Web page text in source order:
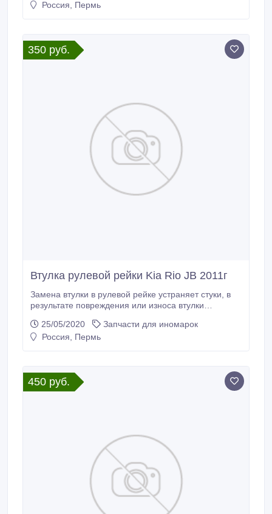
позволяет применять фторопласт в различных
Россия, Пермь
350 руб.
Втулка рулевой рейки Kia Rio JB 2011г
Замена втулки в рулевой рейке устраняет стуки, в
результате повреждения или износа втулки
рулевого механизма. Низкий коэффициент трения
позволяет применять фторопласт в трущихся узлах:
25/05/2020
Запчасти для иномарок
Россия, Пермь
450 руб.